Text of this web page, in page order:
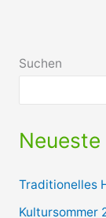
Suchen
Traditionelles
Kultursommer